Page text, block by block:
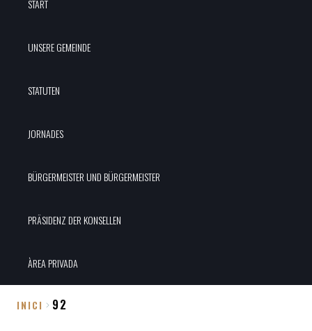
START
UNSERE GEMEINDE
STATUTEN
JORNADES
BÜRGERMEISTER UND BÜRGERMEISTER
PRÄSIDENZ DER KONSELLEN
ÀREA PRIVADA
INICI 92